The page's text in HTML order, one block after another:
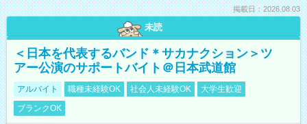
掲載日：2026.08.03
未読
＜日本を代表するバンド＊サカナクション＞ツ
アー公演のサポートバイト＠日本武道館
アルバイト 職種未経験OK 社会人未経験OK
大学生歓迎
ブランクOK